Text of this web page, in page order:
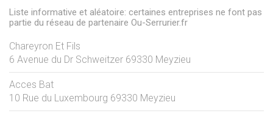
Liste informative et aléatoire: certaines entreprises ne font pas
partie du réseau de partenaire Ou-Serrurier.fr
Chareyron Et Fils
6 Avenue du Dr Schweitzer 69330 Meyzieu
Acces Bat
10 Rue du Luxembourg 69330 Meyzieu